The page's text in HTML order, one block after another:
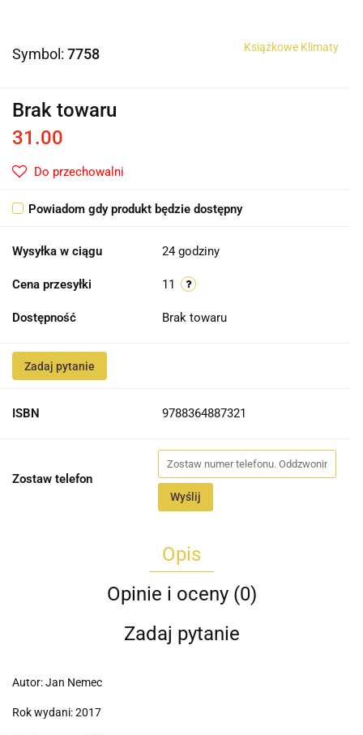
Symbol: 7758 Książkowe Klimaty
Brak towaru
31.00
Do przechowalni
Powiadom gdy produkt będzie dostępny
Wysyłka w ciągu 24 godziny
Cena przesyłki 11
Dostępność Brak towaru
Zadaj pytanie
ISBN 9788364887321
Zostaw telefon
Wyślij
Opis
Opinie i oceny (0)
Zadaj pytanie
Autor: Jan Nemec
Rok wydani: 2017